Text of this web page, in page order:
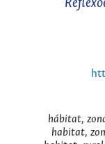
hábitat,
habitat,